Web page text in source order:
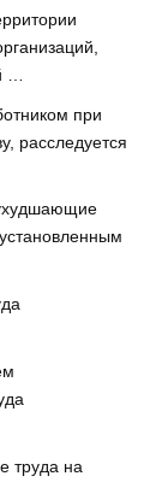
…
при
расследуется
труда на